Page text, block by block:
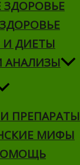
И ДИЕТЫ
АНАЛИЗЫ
ПРЕПАРАТЫ
МИФЫ